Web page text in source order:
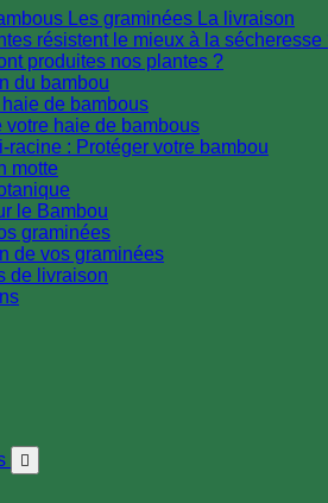
Les graminées La livraison
résistent le mieux à la sécheresse
produites nos plantes ?
du bambou
de bambous
votre haie de bambous
racine : Protéger votre bambou
motte
le Bambou
graminées
de vos graminées
de livraison
